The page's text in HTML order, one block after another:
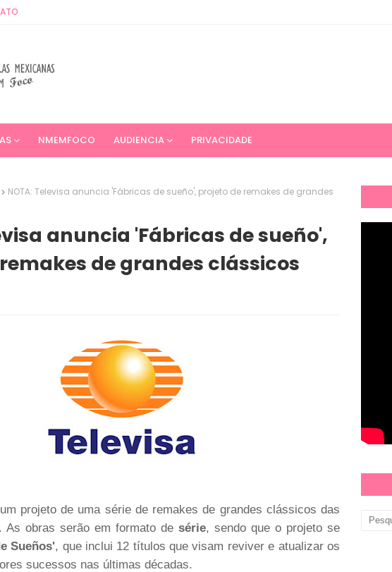
NMEMFOCO AUDIENCIA PRIVACIDADE
NOTA: Televisa anuncia 'Fábricas de sueño', projeto de remakes de grandes
anuncia 'Fábricas de sueño',
de grandes clássicos
projeto de uma série de remakes de grandes clássicos das
As obras serão em formato de série, sendo que o projeto se
Sueños', que inclui 12 títulos que visam reviver e atualizar os
sucessos nas últimas décadas.